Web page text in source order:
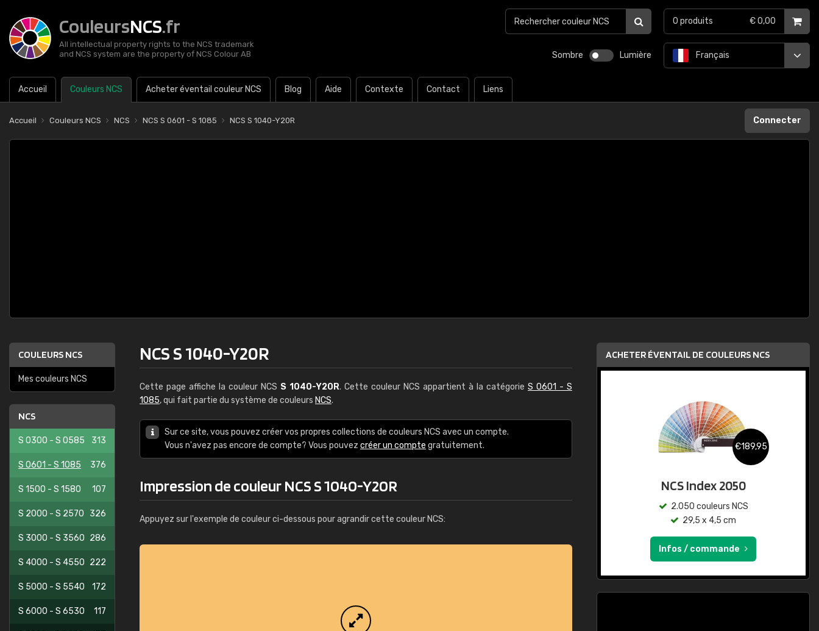
CouleursNCS.fr
All intellectual property rights to the NCS trademark
and NCS system are the property of NCS Colour AB
Sombre Lumière
Accueil Couleurs NCS Acheter éventail couleur NCS Blog Aide Contexte Contact Liens
Français
0 produits € 0,00
Accueil Couleurs NCS NCS NCS S 0601 - S 1085 NCS S 1040-Y20R Connecter
COULEURS NCS
Mes couleurs NCS
NCS
S 0300 - S 0585 313
S 0601 - S 1085 376
S 1500 - S 1580 107
S 2000 - S 2570 326
S 3000 - S 3560 286
S 4000 - S 4550 222
S 5000 - S 5540 172
S 6000 - S 6530 117
NCS S 1040-Y20R
Cette page affiche la couleur NCS S 1040-Y20R. Cette couleur NCS appartient à la catégorie S 0601 - S
1085, qui fait partie du système de couleurs NCS.
Sur ce site, vous pouvez créer vos propres collections de couleurs NCS avec un compte.
Vous n'avez pas encore de compte? Vous pouvez créer un compte gratuitement.
Impression de couleur NCS S 1040-Y20R
Appuyez sur l'exemple de couleur ci-dessous pour agrandir cette couleur NCS:
ACHETER ÉVENTAIL DE COULEURS NCS
€189,95
NCS Index 2050
2.050 couleurs NCS
29,5 x 4,5 cm
Infos / commande